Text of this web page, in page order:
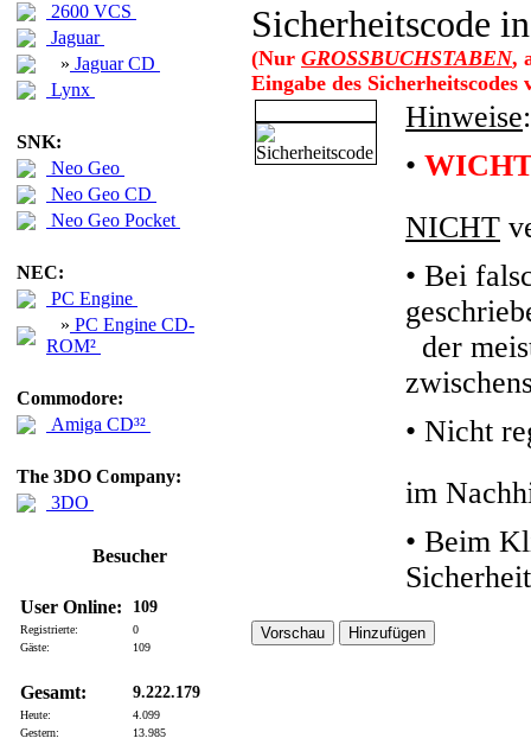
2600 VCS
Jaguar
» Jaguar CD
Lynx
SNK:
Neo Geo
Neo Geo CD
Neo Geo Pocket
NEC:
PC Engine
» PC Engine CD-
ROM²
Commodore:
Amiga CD³²
The 3DO Company:
3DO
Besucher
User Online: 109
Registrierte:
0
Gäste:
109
Gesamt: 9.222.179
Heute:
4.099
Gestern:
13.985
Sicherheitscode
(Nur GROSSBUCHSTABEN,
Eingabe des Sicherheitscodes
Hinweise:
•
NICHT
• Bei
der
• Nicht
im
• Beim